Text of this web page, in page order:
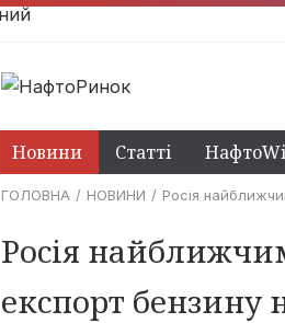
Новини Статті
ГОЛОВНА НОВИНИ Росія
Росія
експорт бензину